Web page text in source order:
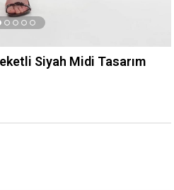
Siyah Midi Tasarım